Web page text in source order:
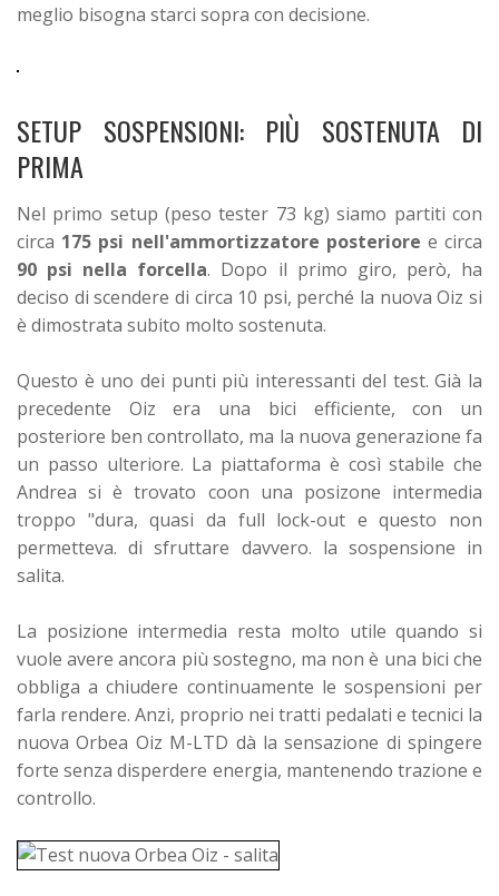
meglio bisogna starci sopra con decisione.
SETUP SOSPENSIONI: PIÙ SOSTENUTA DI
PRIMA
Nel primo setup (peso tester 73 kg) siamo partiti con
circa 175 psi nell'ammortizzatore posteriore e circa
90 psi nella forcella. Dopo il primo giro, però, ha
deciso di scendere di circa 10 psi, perché la nuova Oiz si
è dimostrata subito molto sostenuta.
Questo è uno dei punti più interessanti del test. Già la
precedente Oiz era una bici efficiente, con un
posteriore ben controllato, ma la nuova generazione fa
un passo ulteriore. La piattaforma è così stabile che
Andrea si è trovato coon una posizone intermedia
troppo "dura, quasi da full lock-out e questo non
permetteva. di sfruttare davvero. la sospensione in
salita.
La posizione intermedia resta molto utile quando si
vuole avere ancora più sostegno, ma non è una bici che
obbliga a chiudere continuamente le sospensioni per
farla rendere. Anzi, proprio nei tratti pedalati e tecnici la
nuova Orbea Oiz M-LTD dà la sensazione di spingere
forte senza disperdere energia, mantenendo trazione e
controllo.